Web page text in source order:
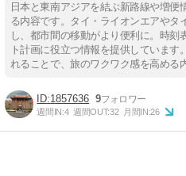
日本と東南アジアを結ぶ新路線や増
る内容です。タイ・ライオンエアやタ
し、都市間の移動がより便利に。時刻
ト計画に役立つ情報を提供していま
れることで、旅のワクワク感を高める
1857636 9
週間IN:4 週間OUT:32 月間IN:26